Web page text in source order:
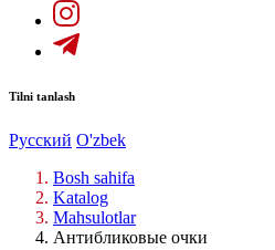
Tilni tanlash
Русский O'zbek
Bosh sahifa
Katalog
Mahsulotlar
Антибликовые очки